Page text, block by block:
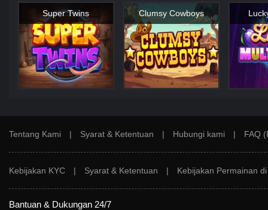
Super Twins Clumsy Cowboys
Tentang Kami | Syarat & Ketentuan | Hubungi kami | FAQ
Kebijakan KYC | Syarat & Ketentuan | Kebijakan Permainan
Bantuan & Dukungan 24/7